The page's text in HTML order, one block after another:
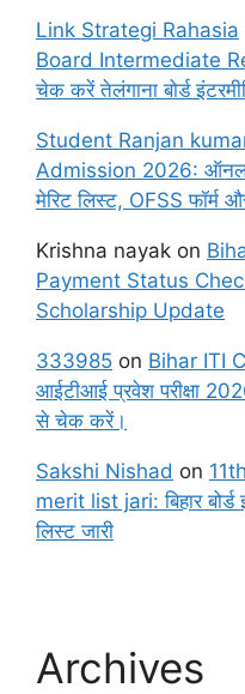
Link Strategi Rahasia
Board Intermediate
चेक करें तेलंगाना बोर्ड
Student Ranjan
Admission 2026:
मेरिट लिस्ट, OFSS फॉर्म
Krishna nayak on
Payment Status
Scholarship Update
333985 on Bihar ITI
आईटीआई प्रवेश परीक्षा
से चेक करें।
Sakshi Nishad on
merit list jari: बिहार
लिस्ट जारी
Archives